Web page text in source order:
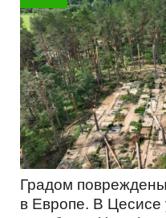
Градом
в Европе. В Цесисе